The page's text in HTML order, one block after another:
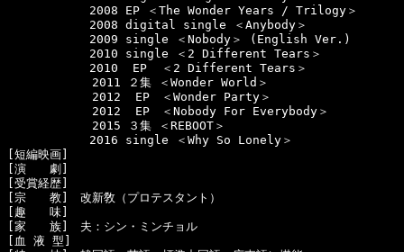
2008 EP ＜The Wonder Years / Trilogy＞
2008 digital single ＜Anybody＞
2009 single ＜Nobody＞ (English Ver.)
2010 single ＜2 Different Tears＞
2010  EP  ＜2 Different Tears＞
  　　　　　　2011 ２集 ＜Wonder World＞
  　　　　　　2012  EP　＜Wonder Party＞
2012  EP　＜Nobody For Everybody＞
  　　　　　　2015 ３集 ＜REBOOT＞
2016 single ＜Why So Lonely＞
[短編映画]
[演　　劇]
[受賞経歴]
[宗　　教]　改新敎（プロテスタント）
[趣　　味]
[家　　族]　夫：シン・ミンチョル
[血 液 型]